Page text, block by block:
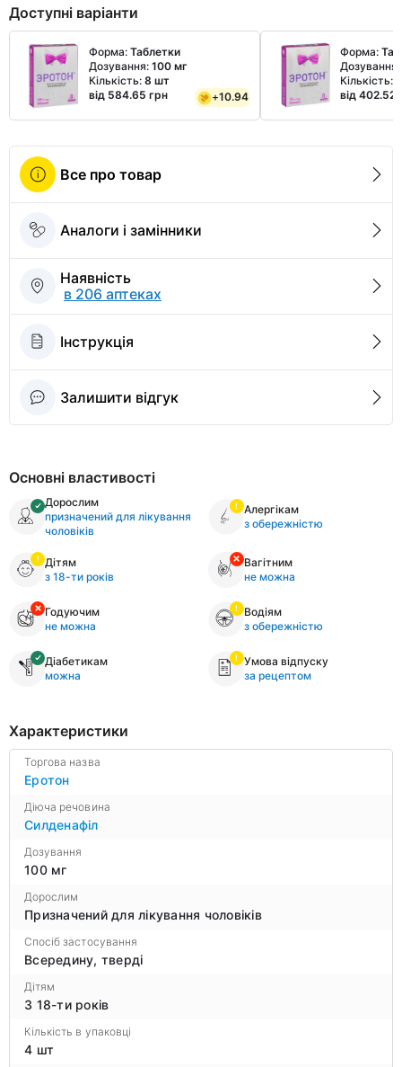
Доступні варіанти
Форма: Таблетки
Дозування: 100 мг
Кількість: 8 шт
від 584.65 грн
+10.94
Форма:
Дозування:
Кількість:
від 402.52
Все про товар
Аналоги і замінники
Наявність
в 206 аптеках
Інструкція
Залишити відгук
Основні властивості
Дорослим
призначений для лікування
чоловіків
Алергікам
з обережністю
Дітям
з 18-ти років
Вагітним
не можна
Годуючим
не можна
Водіям
з обережністю
Діабетикам
можна
Умова відпуску
за рецептом
Характеристики
Торгова назва
Еротон
Діюча речовина
Силденафіл
Дозування
100 мг
Дорослим
Призначений для лікування чоловіків
Спосіб застосування
Всередину, тверді
Дітям
З 18-ти років
Кількість в упаковці
4 шт